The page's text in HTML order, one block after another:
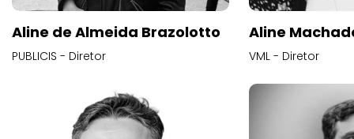
Aline de Almeida Brazolotto
PUBLICIS - Diretor
Aline
VML - Diretor